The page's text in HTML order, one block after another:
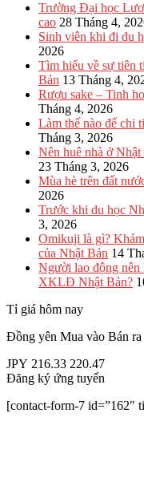
Trường Đại học
cao 28 Tháng 4,
Sinh viên khi đi du
2026
Tìm hiểu về sự tiên
Bản 13 Tháng 4,
Rượu sake – Tinh
Tháng 4, 2026
Làm thế nào để chi
Tháng 3, 2026
Nên huê nhà ở
23 Tháng 3, 2026
Mùa hè trên đất
2026
Trước khi du học
3, 2026
Omikuji là gì?
của Nhật Bản 14
Người lao động
XKLĐ Nhật Bản?
Tỉ giá hôm nay
Đồng yên Mua vào Bán ra
JPY 216.33 220.47
Đăng ký ứng tuyển
[contact-form-7 id=”162″